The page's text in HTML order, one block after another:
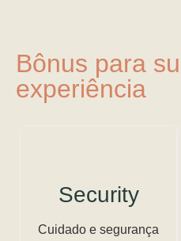
Bônus para
experiência
Security
Cuidado e segurança